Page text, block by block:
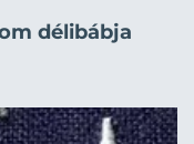
délibábja